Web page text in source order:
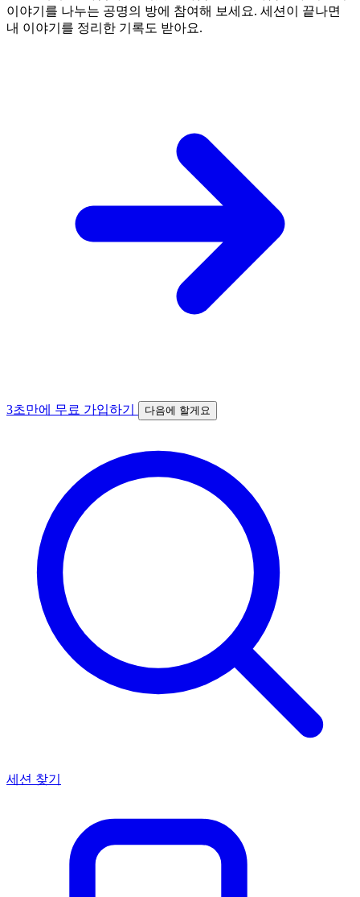
이야기를 나누는 공명의 방에 참여해 보세요. 세션이 끝나면
내 이야기를 정리한 기록도 받아요.
3초만에 무료 가입하기 다음에 할게요
세션 찾기